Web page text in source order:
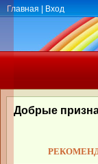
Главная Вход
Добрые